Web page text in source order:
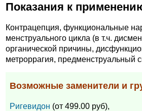
Показания к
Контрацепция, функциональные
менструального цикла (в т.ч.
органической причины,
метроррагия, предменструальный
Возможные заменители и
Ригевидон (от 499.00 руб),